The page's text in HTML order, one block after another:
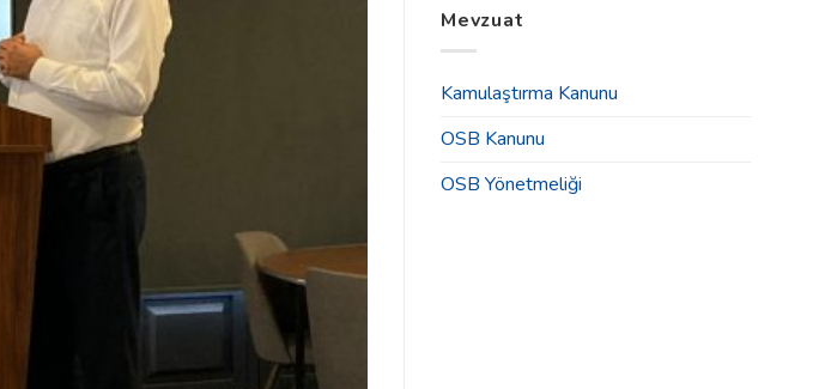
2025
Kurul
Duyurusu
Tahsisleri
Mevzuat
Kamulaştırma Kanunu
OSB Kanunu
OSB Yönetmeliği